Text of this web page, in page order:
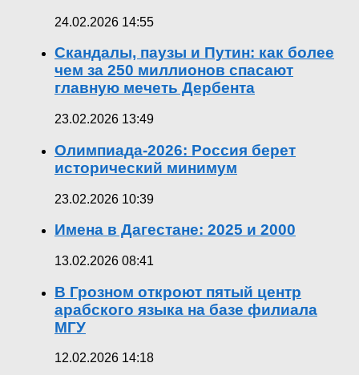
24.02.2026 14:55
Скандалы, паузы и Путин: как более
чем за 250 миллионов спасают
главную мечеть Дербента
23.02.2026 13:49
Олимпиада-2026: Россия берет
исторический минимум
23.02.2026 10:39
Имена в Дагестане: 2025 и 2000
13.02.2026 08:41
В Грозном откроют пятый центр
арабского языка на базе филиала
МГУ
12.02.2026 14:18